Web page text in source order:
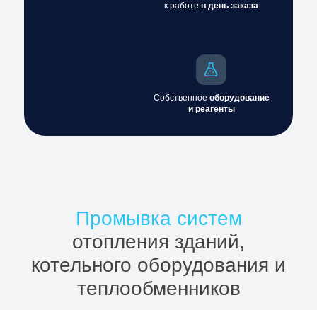
к работе в день заказа
Собственное оборудование
и реагенты
Промывка систем
отопления зданий,
котельного оборудования и
теплообменников